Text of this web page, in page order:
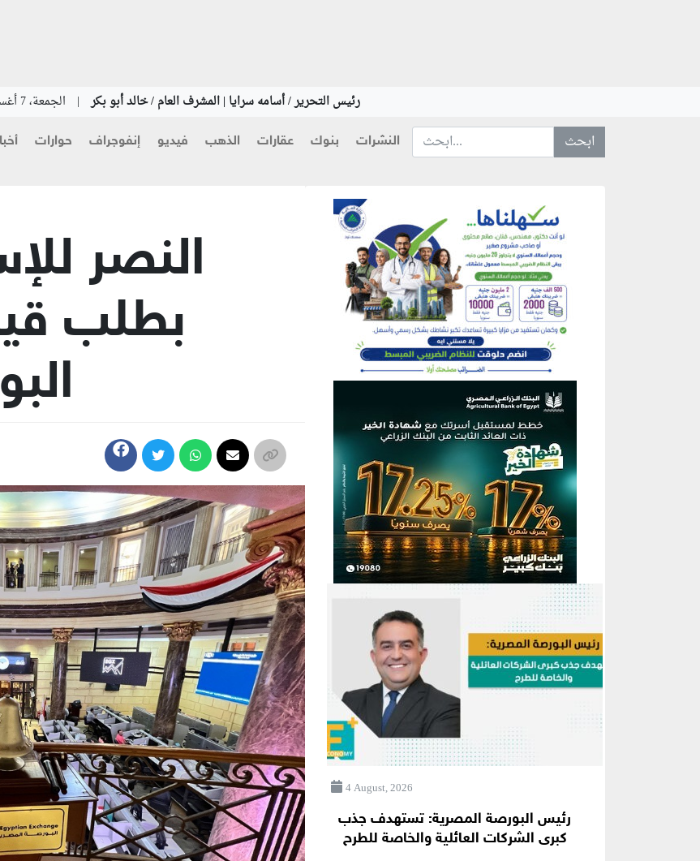
رئيس التحرير / أسامه سرايا | المشرف العام / خالد أبو بكر | الجمعة، 7 أغسطس 2026
حوارات إنفوجراف فيديو الذهب عقارات بنوك النشرات ابحث عن... :
بطلب
منطقة إعلانية
منطقة إعلانية
4 August, 2026
رئيس البورصة المصرية: تستهدف جذب
كبرى الشركات العائلية والخاصة للطرح